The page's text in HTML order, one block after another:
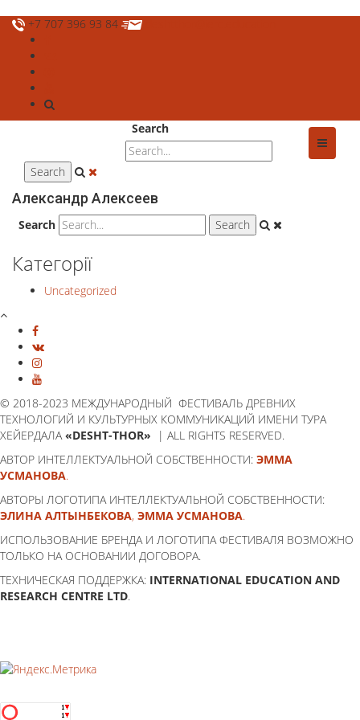
+7 707 396 93 84
Search
Александр Алексеев
Search
Категорії
Uncategorized
© 2018-2023 МЕЖДУНАРОДНЫЙ ФЕСТИВАЛЬ ДРЕВНИХ
ТЕХНОЛОГИЙ И КУЛЬТУРНЫХ КОММУНИКАЦИЙ ИМЕНИ ТУРА
ХЕЙЕРДАЛА«DESHT-THOR» | ALL RIGHTS RESERVED.
АВТОР ИНТЕЛЛЕКТУАЛЬНОЙ СОБСТВЕННОСТИ: ЭММА
УСМАНОВА.
АВТОРЫ ЛОГОТИПА ИНТЕЛЛЕКТУАЛЬНОЙ СОБСТВЕННОСТИ:
ЭЛИНА АЛТЫНБЕКОВА, ЭММА УСМАНОВА.
ИСПОЛЬЗОВАНИЕ БРЕНДА И ЛОГОТИПА ФЕСТИВАЛЯ ВОЗМОЖНО
ТОЛЬКО НА ОСНОВАНИИ ДОГОВОРА.
ТЕХНИЧЕСКАЯ ПОДДЕРЖКА: INTERNATIONAL EDUCATION AND
RESEARCH CENTRE LTD.